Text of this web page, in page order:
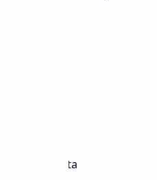
L. var. capitata